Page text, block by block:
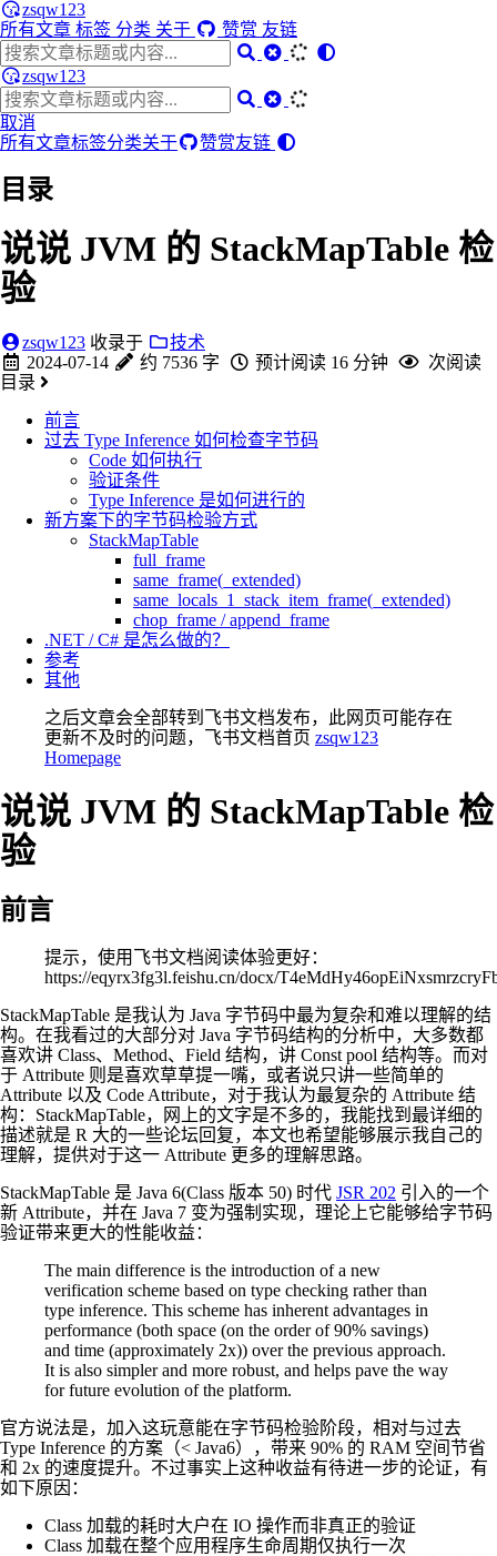
zsqw123
所有文章 标签 分类 关于 赞赏 友链
zsqw123
取消
所有文章标签分类关于 赞赏友链
目录
说说 JVM 的 StackMapTable 检
验
zsqw123 收录于
技术
2024-07-14
约 7536 字 预计阅读 16 分钟
次阅读
目录
前言
过去 Type Inference 如何检查字节码
Code 如何执行
验证条件
Type Inference 是如何进行的
新方案下的字节码检验方式
StackMapTable
full_frame
same_frame(_extended)
same_locals_1_stack_item_frame(_extended)
chop_frame / append_frame
.NET / C# 是怎么做的？
参考
其他
之后文章会全部转到飞书文档发布，此网页可能存在
更新不及时的问题，飞书文档首页 zsqw123
Homepage
说说 JVM 的 StackMapTable 检
验
前言
提示，使用飞书文档阅读体验更好：
https://eqyrx3fg3l.feishu.cn/docx/
StackMapTable 是我认为 Java 字节码中最为复杂和难以理解的结
构。在我看过的大部分对 Java 字节码结构的分析中，大多数都
喜欢讲 Class、Method、Field 结构，讲 Const pool 结构等。而对
于 Attribute 则是喜欢草草提一嘴，或者说只讲一些简单的
Attribute 以及 Code Attribute，对于我认为最复杂的 Attribute 结
构：StackMapTable，网上的文字是不多的，我能找到最详细的
描述就是 R 大的一些论坛回复，本文也希望能够展示我自己的
理解，提供对于这一 Attribute 更多的理解思路。
StackMapTable 是 Java 6(Class 版本 50) 时代 JSR 202 引入的一个
新 Attribute，并在 Java 7 变为强制实现，理论上它能够给字节码
验证带来更大的性能收益：
The main difference is the introduction of a new
verification scheme based on type checking rather than
type inference. This scheme has inherent advantages in
performance (both space (on the order of 90% savings)
and time (approximately 2x)) over the previous approach.
It is also simpler and more robust, and helps pave the way
for future evolution of the platform.
官方说法是，加入这玩意能在字节码检验阶段，相对与过去
Type Inference 的方案（< Java6），带来 90% 的 RAM 空间节省
和 2x 的速度提升。不过事实上这种收益有待进一步的论证，有
如下原因：
Class 加载的耗时大户在 IO 操作而非真正的验证
Class 加载在整个应用程序生命周期仅执行一次